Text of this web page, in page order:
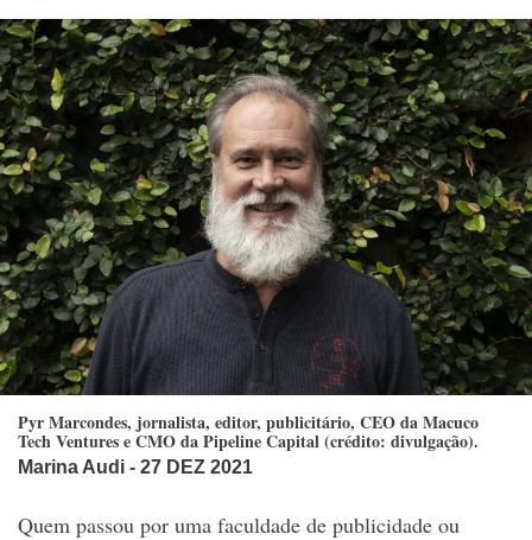
Pyr Marcondes, jornalista, editor, publicitário, CEO da Macuco
Tech Ventures e CMO da Pipeline Capital (crédito: divulgação).
Marina Audi - 27 DEZ 2021
Quem passou por uma faculdade de publicidade ou